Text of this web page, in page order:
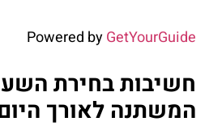
Powered byGetYourGuide
חשיבות בחירת
המשתנה לאורך